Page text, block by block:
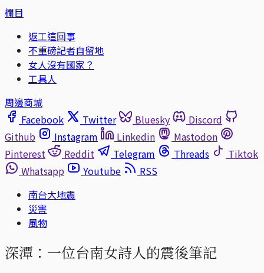
欄目
返工這回事
不重磅記者自留地
女人沒有國家？
工具人
周邊商城
Facebook
Twitter Bluesky
Discord
Github
Instagram Linkedin
Mastodon
Pinterest
Reddit Telegram Threads
Tiktok
Whatsapp
Youtube
RSS
南台大地震
災害
風物
深潭：一位台南女詩人的震後筆記